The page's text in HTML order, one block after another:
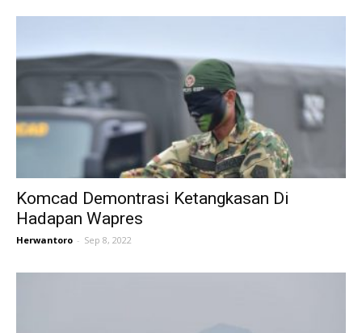
Komcad Demontrasi Ketangkasan Di
Hadapan Wapres
Herwantoro - Sep 8, 2022